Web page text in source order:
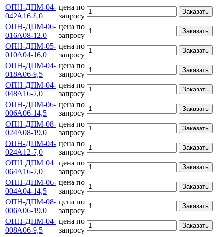
ОПН-ДПМ-04-
042А16-8,0
цена по
запросу
Заказать
ОПН-ДПМ-06-
016А08-12.0
цена по
запросу
Заказать
ОПН-ДПМ-05-
010А04-16,0
цена по
запросу
Заказать
ОПН-ДПМ-04-
018А06-9,5
цена по
запросу
Заказать
ОПН-ДПМ-04-
048А16-7,0
цена по
запросу
Заказать
ОПН-ДПМ-06-
006А06-14,5
цена по
запросу
Заказать
ОПН-ДПМ-08-
024А08-19,0
цена по
запросу
Заказать
ОПН-ДПМ-04-
024А12-7,0
цена по
запросу
Заказать
ОПН-ДПМ-04-
064А16-7,0
цена по
запросу
Заказать
ОПН-ДПМ-06-
004А04-14,5
цена по
запросу
Заказать
ОПН-ДПМ-08-
006А06-19,0
цена по
запросу
Заказать
ОПН-ДПМ-04-
008А06-9,5
цена по
запросу
Заказать